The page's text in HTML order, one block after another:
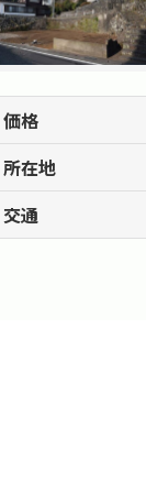
価格
所在地
交通